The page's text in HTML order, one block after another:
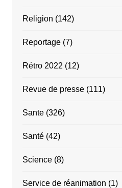
Religion (142)
Reportage(7)
Rétro 2022 (12)
Revue de presse(111)
Sante(326)
Santé(42)
Science(8)
Service de réanimation (1)